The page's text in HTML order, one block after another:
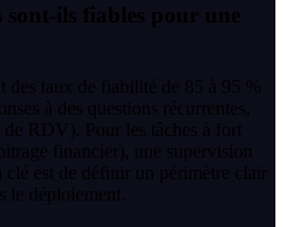
sont-ils fiables pour une
des taux de fiabilité de 85 à 95 %
à des questions récurrentes,
RDV). Pour les tâches à fort
financier), une supervision
clé est de définir un périmètre clair
le déploiement.